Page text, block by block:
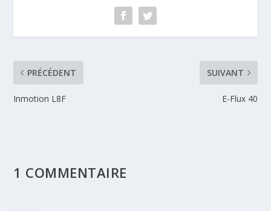
PRÉCÉDENT
Inmotion L8F
SUIVANT
E-Flux 40
1 COMMENTAIRE